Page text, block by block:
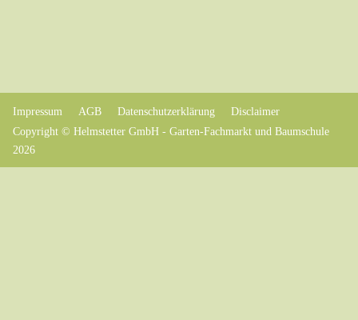
Impressum AGB Datenschutzerklärung
Disclaimer
Copyright © Helmstetter GmbH - Garten-Fachmarkt und Baumschule
2026